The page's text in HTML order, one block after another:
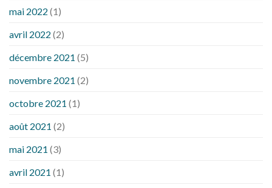
mai 2022 (1)
avril 2022 (2)
décembre 2021 (5)
novembre 2021 (2)
octobre 2021 (1)
août 2021 (2)
mai 2021 (3)
avril 2021 (1)